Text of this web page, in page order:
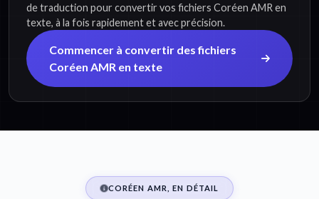
de traduction pour convertir vos fichiers Coréen AMR en
texte, à la fois rapidement et avec précision.
Commencer à convertir des fichiers
Coréen AMR en texte
CORÉEN AMR, EN DÉTAIL